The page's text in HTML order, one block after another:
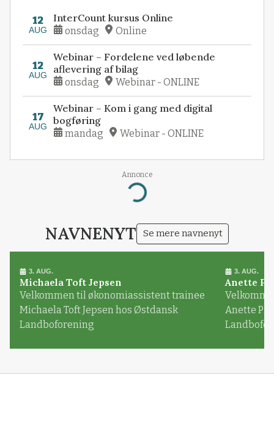
12
AUG
InterCount kursus Online
onsdag Online
12
AUG
Webinar – Fordelene ved løbende
aflevering af bilag
onsdag Webinar - ONLINE
17
AUG
Webinar – Kom i gang med digital
bogføring
mandag Webinar - ONLINE
Annonce
Loading...
NAVNENYT Se mere navnenyt
3. AUG.
Michaela Toft Jepsen
Velkommen til økonomiassistent trainee
Michaela Toft Jepsen hos Østdansk
Landboforening
3. AUG.
Anette
Anette